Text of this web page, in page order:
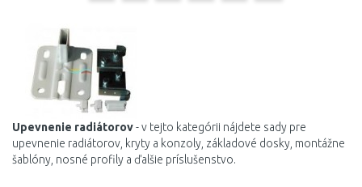
Upevnenie radiátorov-v tejto kategórii nájdete sady pre
upevnenie radiátorov kryty a konzoly základové dosky montážne
šablóny nosné profily a ďalšie príslušenstvo.